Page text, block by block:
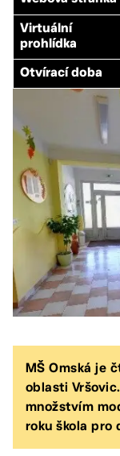
Virtuální
prohlídka
Otvírací doba
MŠ Omská je
oblasti
množstvím
roku škola pro